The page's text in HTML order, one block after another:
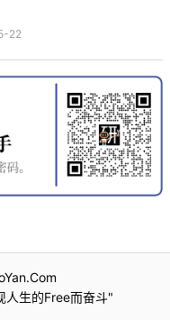
22
人生的Free而奋斗"